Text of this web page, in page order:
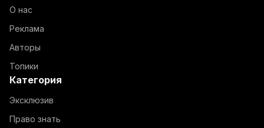
О нас
Реклама
Авторы
Топики
Категория
Эксклюзив
Право знать